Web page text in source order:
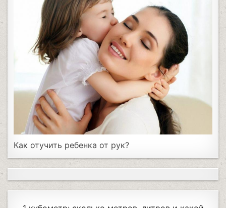
Как отучить ребенка от рук?